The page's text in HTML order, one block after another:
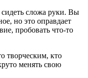
сложа руки. Вы
но это оправдает
пробовать что-то
творческим, кто
менять свою